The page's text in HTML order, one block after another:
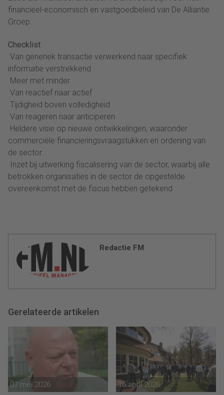
financieel-economisch en vastgoedbeleid van De Alliantie
Groep.
Checklist
 Van generiek transactie verwerkend naar specifiek
informatie verstrekkend
 Meer met minder
 Van reactief naar actief
 Tijdigheid boven volledigheid
 Van reageren naar anticiperen
 Heldere visie op nieuwe ontwikkelingen, waaronder
commerciële financieringsvraagstukken en ordening van
de sector.
 Inzet bij uitwerking fiscalisering van de sector, waarbij alle
betrokken organisaties in de sector de opgestelde
overeenkomst met de fiscus hebben getekend
Redactie FM
Gerelateerde artikelen
07 mei 2026 16 april 2026